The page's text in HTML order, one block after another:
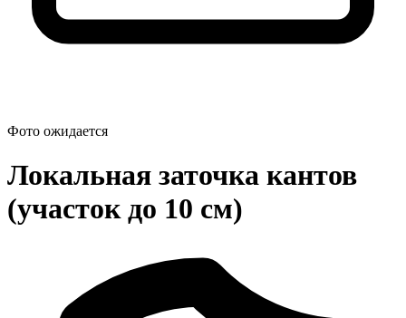
Фото ожидается
Локальная заточка кантов
(участок до 10 см)